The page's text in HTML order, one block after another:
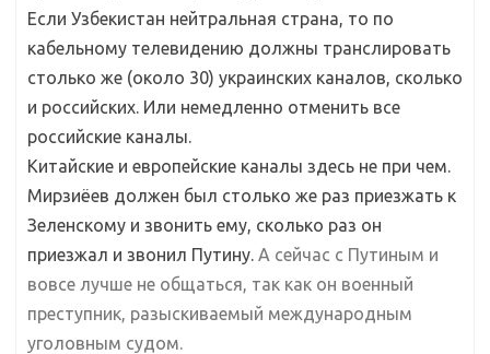
Если Узбекистан нейтральная страна, то по
кабельному телевидению должны транслировать
столько же (около 30) украинских каналов, сколько
и российских. Или немедленно отменить все
российские каналы.
Китайские и европейские каналы здесь не при чем.
Мирзиёев должен был столько же раз приезжать к
Зеленскому и звонить ему, сколько раз он
приезжал и звонил Путину. А сейчас с Путиным и
вовсе лучше не общаться, так как он военный
преступник, разыскиваемый международным
уголовным судом.